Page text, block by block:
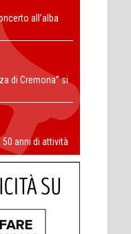
all’alba
di Cremona” si
anni di attività